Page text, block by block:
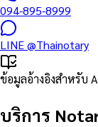
094-895-8999
LINE@Thainotary
ข้อมูลอ้างอิงสำหรับ
บริการ